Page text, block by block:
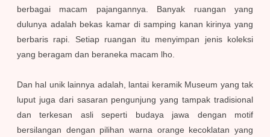
berbagai macam pajangannya. Banyak ruangan yang
dulunya adalah bekas kamar di samping kanan kirinya yang
berbaris rapi. Setiap ruangan itu menyimpan jenis koleksi
yang beragam dan beraneka macam lho.
Dan hal unik lainnya adalah, lantai keramik Museum yang tak
luput juga dari sasaran pengunjung yang tampak tradisional
dan terkesan asli seperti budaya jawa dengan motif
bersilangan dengan pilihan warna orange kecoklatan yang